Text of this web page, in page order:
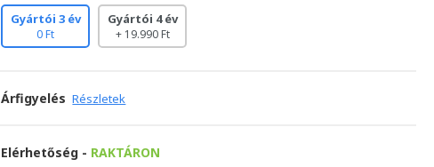
Gyártói 3 év
0 Ft
Gyártói 4 év
+ 19.990 Ft
Árfigyelés Részletek
Elérhetőség - RAKTÁRON